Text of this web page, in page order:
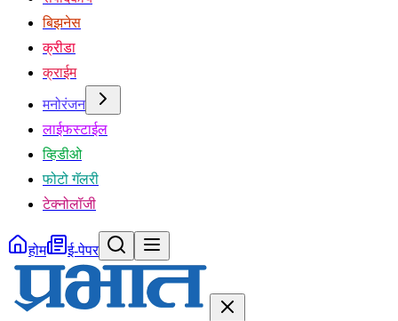
बिझनेस
क्रीडा
क्राईम
मनोरंजन
लाईफस्टाईल
व्हिडीओ
फोटो गॅलरी
टेक्नोलॉजी
होम ई-पेपर